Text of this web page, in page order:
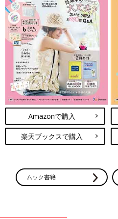
Amazonで購入
楽天ブックスで購入
ムック書籍